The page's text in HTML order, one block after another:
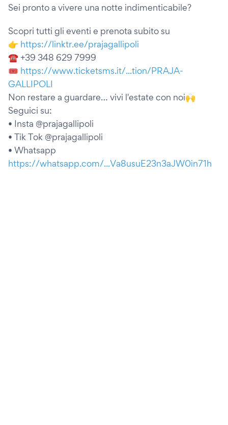
Sei pronto a vivere una notte indimenticabile?
Scopri tutti gli eventi e prenota subito su
👉 https://linktr.ee/prajagallipoli
☎ +39 348 629 7999
🎟 https://www.ticketsms.it/...tion/PRAJA-
GALLIPOLI
Non restare a guardare… vivi l'estate con noi🙌
Seguici su:
• Insta @prajagallipoli
• Tik Tok @prajagallipoli
• Whatsapp
https://whatsapp.com/...Va8usuE23n3aJW0in71h